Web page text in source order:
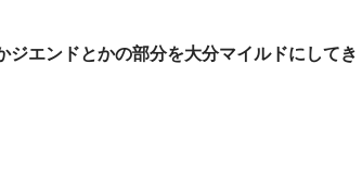
エンドとかの部分を大分マイルドにしてき